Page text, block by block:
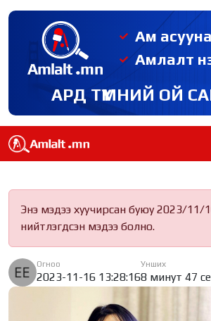
Ам асууна
Амлалт
АРД ТҮМНИЙ ОЙ
Энэ мэдээ хуучирсан буюу 2023/11/
нийтлэгдсэн мэдээ болно.
Огноо
2023-11-16 13:28:16
Унших
8 минут 47